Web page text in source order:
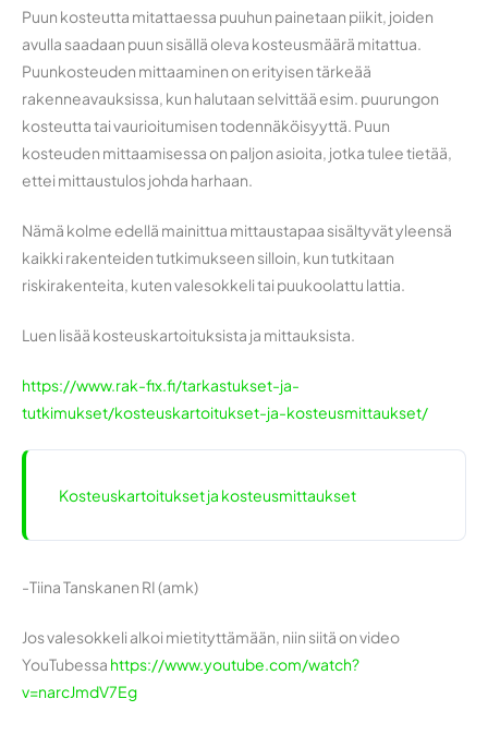
Puun kosteutta mitattaessa puuhun painetaan piikit, joiden
avulla saadaan puun sisällä oleva kosteusmäärä mitattua.
Puunkosteuden mittaaminen on erityisen tärkeää
rakenneavauksissa, kun halutaan selvittää esim. puurungon
kosteutta tai vaurioitumisen todennäköisyyttä. Puun
kosteuden mittaamisessa on paljon asioita, jotka tulee tietää,
ettei mittaustulos johda harhaan.
Nämä kolme edellä mainittua mittaustapaa sisältyvät yleensä
kaikki rakenteiden tutkimukseen silloin, kun tutkitaan
riskirakenteita, kuten valesokkeli tai puukoolattu lattia.
Luen lisää kosteuskartoituksista ja mittauksista.
https://www.rak-fix.fi/tarkastukset-ja-
tutkimukset/kosteuskartoitukset-ja-kosteusmittaukset/
Kosteuskartoitukset ja kosteusmittaukset
-Tiina Tanskanen RI (amk)
Jos valesokkeli alkoi mietityttämään, niin siitä on video
YouTubessa https://www.youtube.com/watch?
v=narcJmdV7Eg